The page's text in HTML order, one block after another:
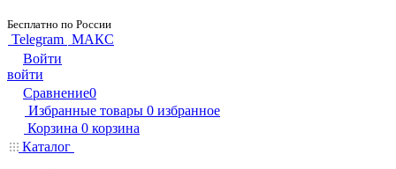
Бесплатно по России
Telegram МАКС
Войти
войти
Сравнение0
Избранные товары 0 избранное
Корзина 0 корзина
Каталог